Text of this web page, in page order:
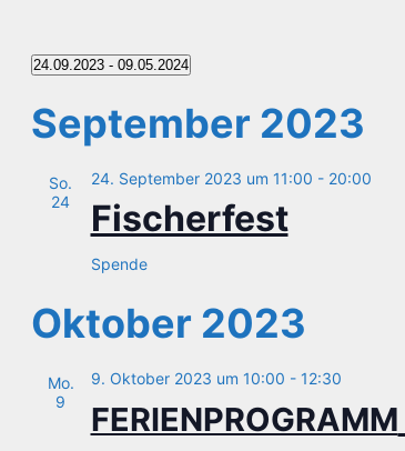
Veranstaltungen
24.09.2023 - 09.05.2024
wählen.
September 2023
So.
24
Fischer­fest
24. September 2023 um 11:00 - 20:00
Spende
Oktober 2023
Mo.
9
FERIENPROGRAMM
9. Oktober 2023 um 10:00 - 12:30